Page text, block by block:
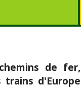
de fer,
d'Europe